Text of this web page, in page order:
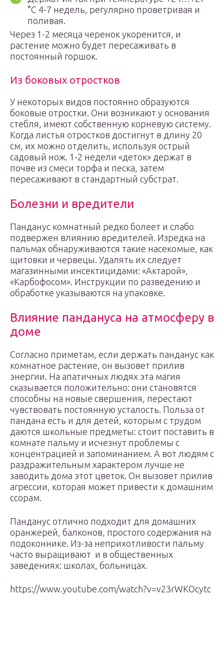
°C 4-7 недель, регулярно проветривая и
поливая.
Через 1-2 месяца черенок укоренится, и
растение можно будет пересаживать в
постоянный горшок.
Из боковых отростков
У некоторых видов постоянно образуются
боковые отростки. Они возникают у основания
стебля, имеют собственную корневую систему.
Когда листья отростков достигнут в длину 20
см, их можно отделить, используя острый
садовый нож. 1-2 недели «деток» держат в
почве из смеси торфа и песка, затем
пересаживают в стандартный субстрат.
Болезни и вредители
Панданус комнатный редко болеет и слабо
подвержен влиянию вредителей. Изредка на
пальмах обнаруживаются такие насекомые, как
щитовки и червецы. Удалять их следует
магазинными инсектицидами: «Актарой»,
«Карбофосом». Инструкции по разведению и
обработке указываются на упаковке.
Влияние пандануса на атмосферу в
доме
Согласно приметам, если держать панданус как
комнатное растение, он вызовет прилив
энергии. На апатичных людях эта магия
сказывается положительно: они становятся
способны на новые свершения, перестают
чувствовать постоянную усталость. Польза от
пандана есть и для детей, которым с трудом
даются школьные предметы: стоит поставить в
комнате пальму и исчезнут проблемы с
концентрацией и запоминанием. А вот людям с
раздражительным характером лучше не
заводить дома этот цветок. Он вызовет прилив
агрессии, которая может привести к домашним
ссорам.
Панданус отлично подходит для домашних
оранжерей, балконов, простого содержания на
подоконнике. Из-за неприхотливости пальму
часто выращивают и в общественных
заведениях: школах, больницах.
https://www.youtube.com/watch?v=v23rWKOcytc